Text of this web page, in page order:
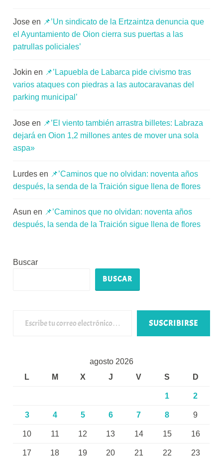
Jose en 📌’Un sindicato de la Ertzaintza denuncia que
el Ayuntamiento de Oion cierra sus puertas a las
patrullas policiales’
Jokin en 📌’Lapuebla de Labarca pide civismo tras
varios ataques con piedras a las autocaravanas del
parking municipal’
Jose en 📌’El viento también arrastra billetes: Labraza
dejará en Oion 1,2 millones antes de mover una sola
aspa»
Lurdes en 📌’Caminos que no olvidan: noventa años
después, la senda de la Traición sigue llena de flores
Asun en 📌’Caminos que no olvidan: noventa años
después, la senda de la Traición sigue llena de flores
Buscar
BUSCAR
SUSCRIBIRSE
agosto 2026
L
M X J V S D
1 2
3 4 5 6 7 8 9
10 11 12 13 14 15 16
17 18 19 20 21 22 23